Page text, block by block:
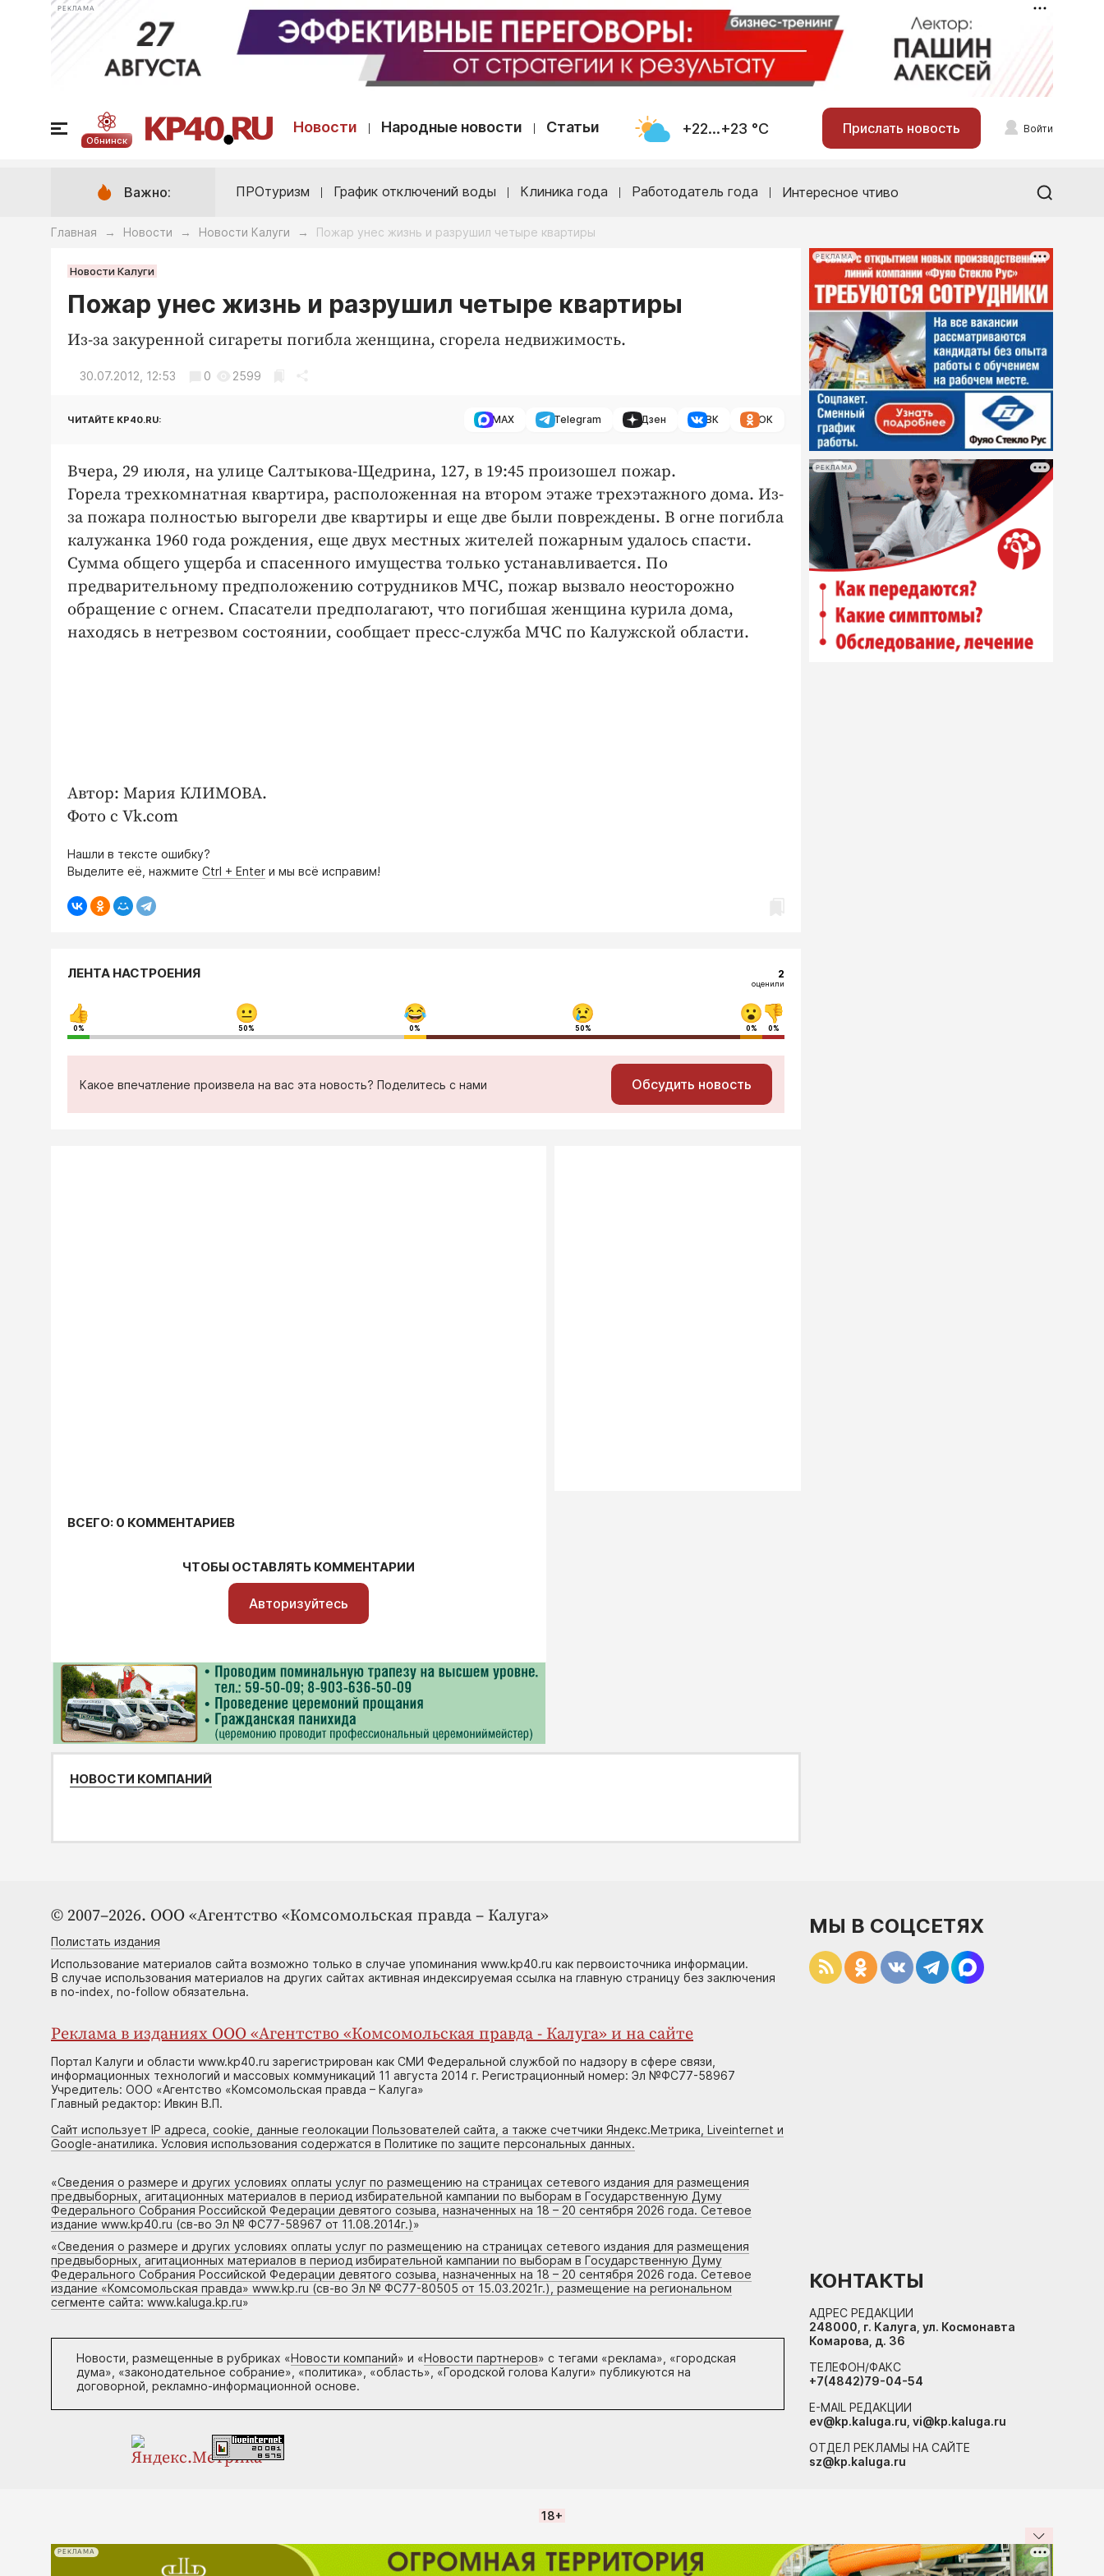
РЕКЛАМА
Обнинск
Новости Народные новости Статьи +22...+23 °С Прислать новость Войти
Важно: ПРОтуризм График отключений воды Клиника года Работодатель года Интересное чтиво
Главная → Новости → Новости Калуги → Пожар унес жизнь и разрушил четыре квартиры
Новости Калуги
Пожар унес жизнь и разрушил четыре квартиры
Из-за закуренной сигареты погибла женщина, сгорела недвижимость.
30.07.2012, 12:53 0 2599
ЧИТАЙТЕ KP40.RU: MAX Telegram Дзен ВК ОК
Вчера, 29 июля, на улице Салтыкова-Щедрина, 127, в 19:45 произошел пожар.
Горела трехкомнатная квартира, расположенная на втором этаже трехэтажного дома. Из-
за пожара полностью выгорели две квартиры и еще две были повреждены. В огне погибла
калужанка 1960 года рождения, еще двух местных жителей пожарным удалось спасти.
Сумма общего ущерба и спасенного имущества только устанавливается. По
предварительному предположению сотрудников МЧС, пожар вызвало неосторожно
обращение с огнем. Спасатели предполагают, что погибшая женщина курила дома,
находясь в нетрезвом состоянии, сообщает пресс-служба МЧС по Калужской области.
Автор: Мария КЛИМОВА.
Фото с Vk.com
Нашли в тексте ошибку?
Выделите её, нажмите Ctrl + Enter и мы всё исправим!
РЕКЛАМА
РЕКЛАМА
ЛЕНТА НАСТРОЕНИЯ 2
оценили
0% 50% 0% 50% 0% 0%
Какое впечатление произвела на вас эта новость? Поделитесь с нами Обсудить новость
ВСЕГО: 0 КОММЕНТАРИЕВ
ЧТОБЫ ОСТАВЛЯТЬ КОММЕНТАРИИ
Авторизуйтесь
НОВОСТИ КОМПАНИЙ
© 2007–2026. ООО «Агентство «Комсомольская правда – Калуга»
Полистать издания
Использование материалов сайта возможно только в случае упоминания www.kp40.ru как первоисточника информации.
В случае использования материалов на других сайтах активная индексируемая ссылка на главную страницу без заключения
в no-index, no-follow обязательна.
Реклама в изданиях ООО «Агентство «Комсомольская правда - Калуга» и на сайте
Портал Калуги и области www.kp40.ru зарегистрирован как СМИ Федеральной службой по надзору в сфере связи,
информационных технологий и массовых коммуникаций 11 августа 2014 г. Регистрационный номер: Эл №ФС77-58967
Учредитель: ООО «Агентство «Комсомольская правда – Калуга»
Главный редактор: Ивкин В.П.
Сайт использует IP адреса, cookie, данные геолокации Пользователей сайта, а также счетчики Яндекс.Метрика, Liveinternet и
Google-анатилика. Условия использования содержатся в Политике по защите персональных данных.
«Сведения о размере и других условиях оплаты услуг по размещению на страницах сетевого издания для размещения
предвыборных, агитационных материалов в период избирательной кампании по выборам в Государственную Думу
Федерального Собрания Российской Федерации девятого созыва, назначенных на 18 – 20 сентября 2026 года. Сетевое
издание www.kp40.ru (св-во Эл № ФС77-58967 от 11.08.2014г.)»
«Сведения о размере и других условиях оплаты услуг по размещению на страницах сетевого издания для размещения
предвыборных, агитационных материалов в период избирательной кампании по выборам в Государственную Думу
Федерального Собрания Российской Федерации девятого созыва, назначенных на 18 – 20 сентября 2026 года. Сетевое
издание «Комсомольская правда» www.kp.ru (св-во Эл № ФС77-80505 от 15.03.2021г.), размещение на региональном
сегменте сайта: www.kaluga.kp.ru»
Новости, размещенные в рубриках «Новости компаний» и «Новости партнеров» с тегами «реклама», «городская
дума», «законодательное собрание», «политика», «область», «Городской голова Калуги» публикуются на
договорной, рекламно-информационной основе.
МЫ В СОЦСЕТЯХ
КОНТАКТЫ
АДРЕС РЕДАКЦИИ
248000, г. Калуга, ул. Космонавта
Комарова, д. 36
ТЕЛЕФОН/ФАКС
+7(4842)79-04-54
E-MAIL РЕДАКЦИИ
ev@kp.kaluga.ru, vi@kp.kaluga.ru
ОТДЕЛ РЕКЛАМЫ НА САЙТЕ
sz@kp.kaluga.ru
18+
РЕКЛАМА